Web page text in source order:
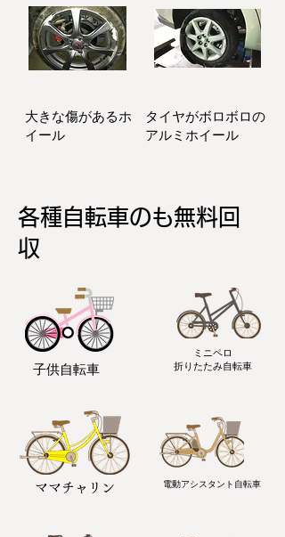
大きな傷があるホ
イール
タイヤがボロボロの
アルミホイール
各種自転車のも無料回
収
子供自転車
ミニペロ
​折りたたみ自転車
ママチャリン 電動アシスタント自転車